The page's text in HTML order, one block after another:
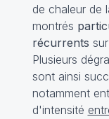
de chaleur de
montrés
récurrents
Plusieurs
sont ainsi
notamment
d'intensité